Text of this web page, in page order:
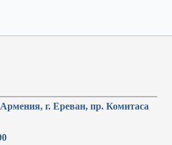
г. Ереван, пр. Комитаса